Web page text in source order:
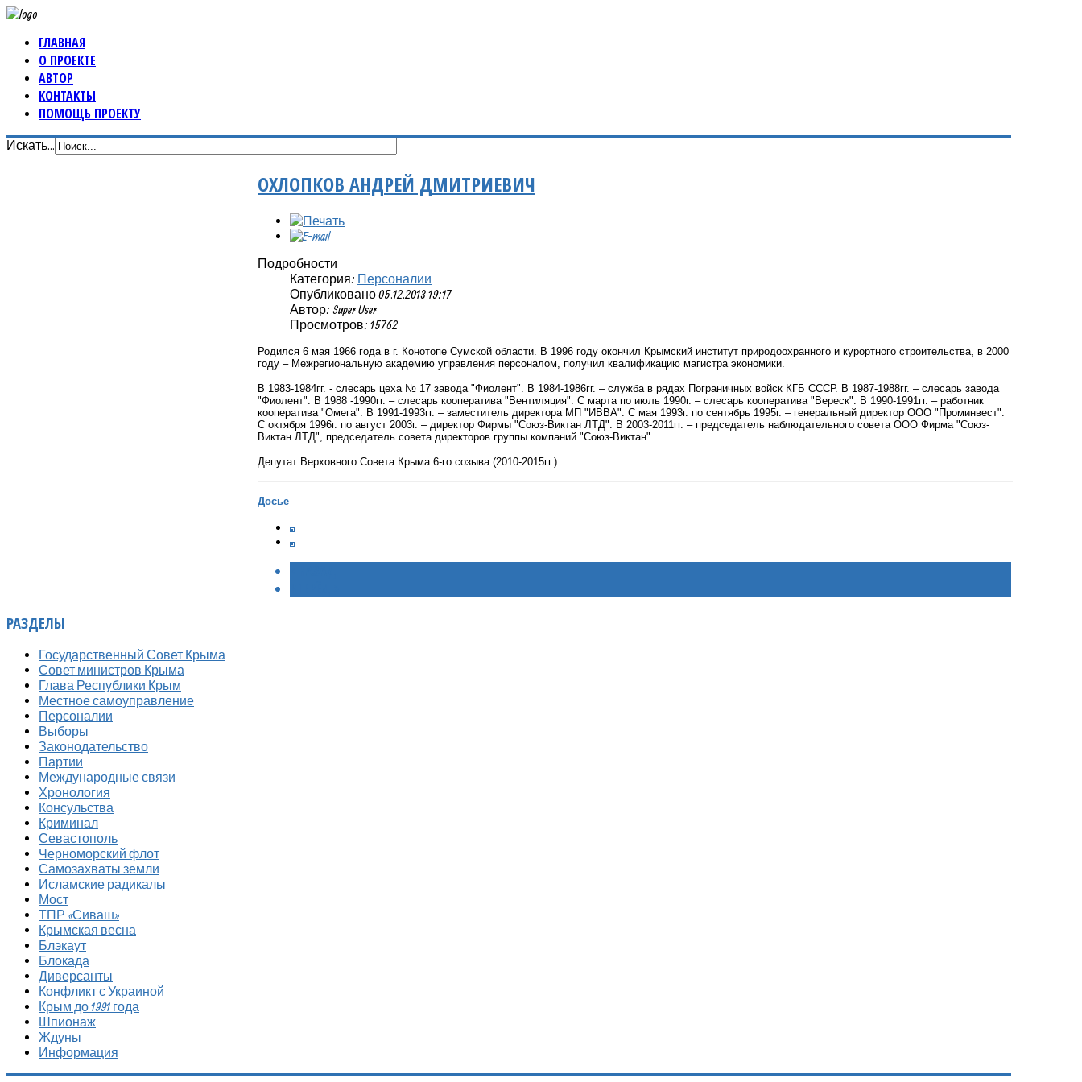
ГЛАВНАЯ
О ПРОЕКТЕ
АВТОР
КОНТАКТЫ
ПОМОЩЬ ПРОЕКТУ
Искать...
ОХЛОПКОВ АНДРЕЙ ДМИТРИЕВИЧ
Подробности
Категория: Персоналии
Опубликовано 05.12.2013 19:17
Автор: Super User
Просмотров: 15762
Родился 6 мая 1966 года в г. Конотопе Сумской области. В 1996 году окончил Крымский институт природоохранного и курортного строительства, в 2000
году – Межрегиональную академию управления персоналом, получил квалификацию магистра экономики.
В 1983-1984гг. - слесарь цеха № 17 завода "Фиолент". В 1984-1986гг. – служба в рядах Пограничных войск КГБ СССР. В 1987-1988гг. – слесарь завода
"Фиолент". В 1988 -1990гг. – слесарь кооператива "Вентиляция". С марта по июль 1990г. – слесарь кооператива "Вереск". В 1990-1991гг. – работник
кооператива "Омега". В 1991-1993гг. – заместитель директора МП "ИВВА". С мая 1993г. по сентябрь 1995г. – генеральный директор ООО "Проминвест".
С октября 1996г. по август 2003г. – директор Фирмы "Союз-Виктан ЛТД". В 2003-2011гг. – председатель наблюдательного совета ООО Фирма "Союз-
Виктан ЛТД", председатель совета директоров группы компаний "Союз-Виктан".
Депутат Верховного Совета Крыма 6-го созыва (2010-2015гг.).
Досье
РАЗДЕЛЫ
Государственный Совет Крыма
Совет министров Крыма
Глава Республики Крым
Местное самоуправление
Персоналии
Выборы
Законодательство
Партии
Международные связи
Хронология
Консульства
Криминал
Севастополь
Черноморский флот
Самозахваты земли
Исламские радикалы
Мост
ТПР «Сиваш»
Крымская весна
Блэкаут
Блокада
Диверсанты
Конфликт с Украиной
Крым до 1991 года
Шпионаж
Ждуны
Информация